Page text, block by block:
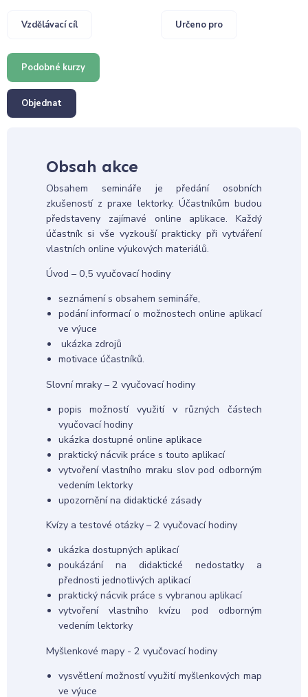
Vzdělávací cíl Určeno pro
Podobné kurzy
Objednat
Obsah akce
Obsahem semináře je předání osobních
zkušeností z praxe lektorky. Účastníkům budou
představeny zajímavé online aplikace. Každý
účastník si vše vyzkouší prakticky při vytváření
vlastních online výukových materiálů.
Úvod – 0,5 vyučovací hodiny
seznámení s obsahem semináře,
podání informací o možnostech online aplikací
ve výuce
ukázka zdrojů
motivace účastníků.
Slovní mraky – 2 vyučovací hodiny
popis možností využití v různých částech
vyučovací hodiny
ukázka dostupné online aplikace
praktický nácvik práce s touto aplikací
vytvoření vlastního mraku slov pod odborným
vedením lektorky
upozornění na didaktické zásady
Kvízy a testové otázky – 2 vyučovací hodiny
ukázka dostupných aplikací
poukázání na didaktické nedostatky a
přednosti jednotlivých aplikací
praktický nácvik práce s vybranou aplikací
vytvoření vlastního kvízu pod odborným
vedením lektorky
Myšlenkové mapy - 2 vyučovací hodiny
vysvětlení možností využití myšlenkových map
ve výuce